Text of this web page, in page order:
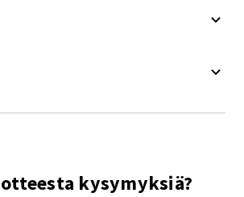
kysymyksiä?